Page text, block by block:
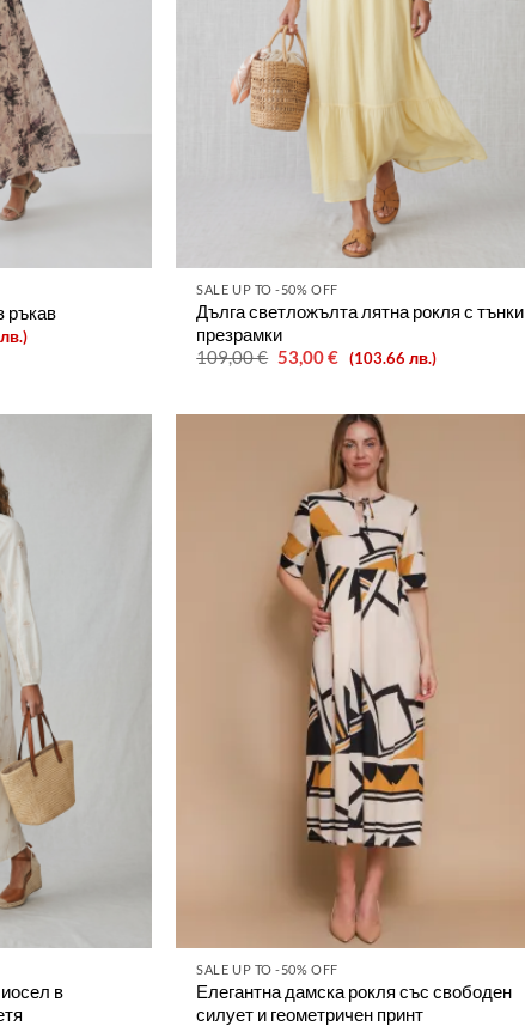
ръкав
SALE UP TO -50% OFF
Дълга светложълта лятна рокля с тънки
презрамки
109,00€ Original
53,00€Текущата
(103.66 лв.)
в
SALE UP TO -50% OFF
Елегантна дамска рокля със свободен
силует и геометричен принт